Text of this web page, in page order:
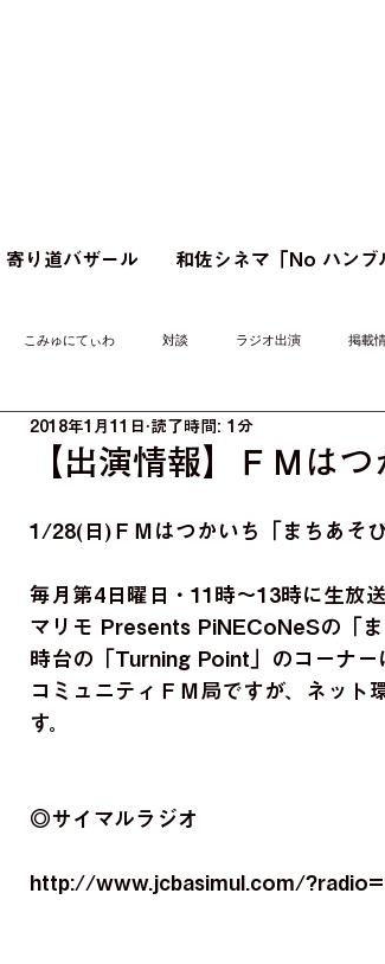
寄り道バザール 和佐シネマ「No ハンブ
こみゅにてぃわ 対談 ラジオ出演 掲載
【出演情報】ＦＭは
2018年1月11日 読了時間: 1分
1/28(日)ＦＭはつかいち「まちあそ
毎月第4日曜日・11時～13時に生放
マリモ Presents PiNECoNeSの「
時台の「Turning Point」のコーナー
コミュニティＦＭ局ですが、ネット
す。
◎サイマルラジオ
http://www.jcbasimul.com/